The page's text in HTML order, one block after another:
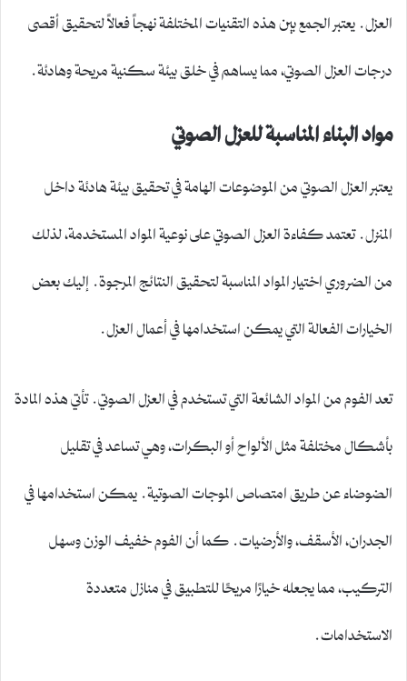
العزل. يعتبر الجمع بين هذه التقنيات المختلفة نهجاً فعالاً لتحقيق أقصى
درجات العزل الصوتي، مما يساهم في خلق بيئة سكنية مريحة وهادئة.
مواد البناء المناسبة للعزل الصوتي
يعتبر العزل الصوتي من الموضوعات الهامة في تحقيق بيئة هادئة داخل
المنزل. تعتمد كفاءة العزل الصوتي على نوعية المواد المستخدمة، لذلك
من الضروري اختيار المواد المناسبة لتحقيق النتائج المرجوة. إليك بعض
الخيارات الفعالة التي يمكن استخدامها في أعمال العزل.
تعد الفوم من المواد الشائعة التي تستخدم في العزل الصوتي. تأتي هذه المادة
بأشكال مختلفة مثل الألواح أو البكرات، وهي تساعد في تقليل
الضوضاء عن طريق امتصاص الموجات الصوتية. يمكن استخدامها في
الجدران، الأسقف، والأرضيات. كما أن الفوم خفيف الوزن وسهل
التركيب، مما يجعله خيارًا مريحًا للتطبيق في منازل متعددة
الاستخدامات.